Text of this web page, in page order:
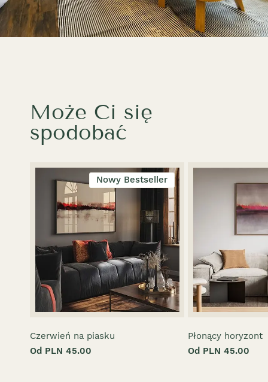
Może Ci się
spodobać
Nowy Bestseller
Czerwień na piasku
Od PLN 45.00
Płonący horyzont
Od PLN 45.00